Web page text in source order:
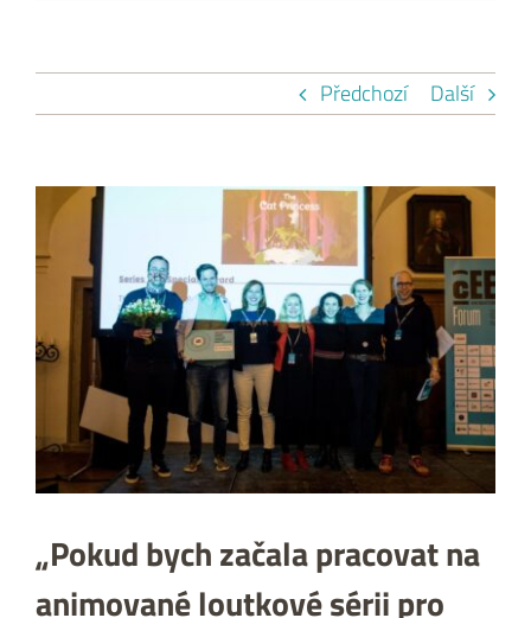
Předchozí Další
Zobrazit
obrázek
„Pokud bych začala pracovat na
animované loutkové sérii pro